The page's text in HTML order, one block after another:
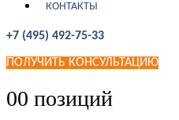
КОНТАКТЫ
+7 (495) 492-75-33
ПОЛУЧИТЬ КОНСУЛЬТАЦИЮ
00 позиций